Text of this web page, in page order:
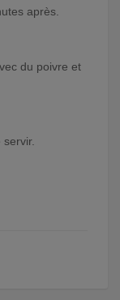
après.
du poivre et